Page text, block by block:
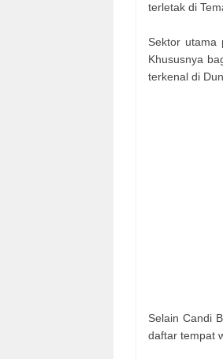
terletak di
Sektor utama
Khususnya
terkenal di
Selain Candi
daftar tempat